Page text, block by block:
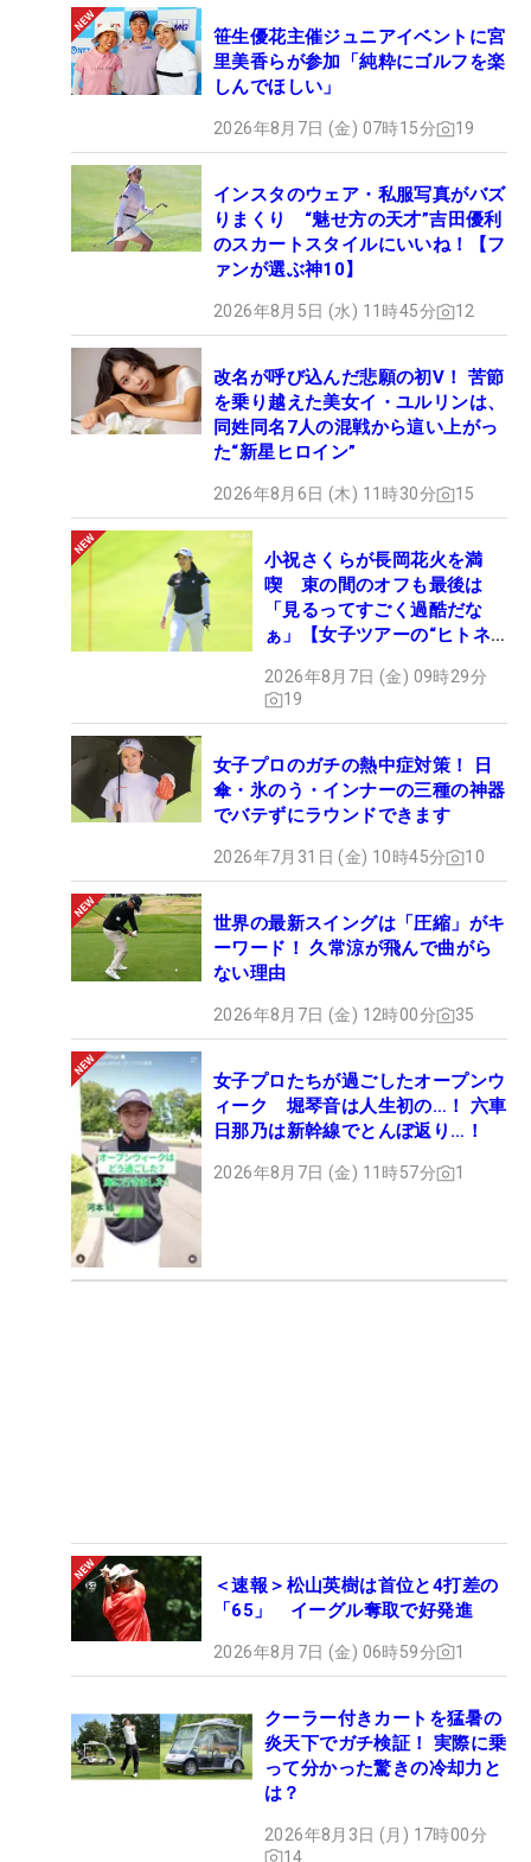
笹生優花主催ジュニアイベントに宮
里美香らが参加「純粋にゴルフを楽
しんでほしい」
2026年8月7日 (金) 07時15分 19
インスタのウェア・私服写真がバズ
りまくり “魅せ方の天才”吉田優利
のスカートスタイルにいいね！【フ
ァンが選ぶ神10】
2026年8月5日 (水) 11時45分 12
改名が呼び込んだ悲願の初V！ 苦節
を乗り越えた美女イ・ユルリンは、
同姓同名7人の混戦から這い上がっ
た“新星ヒロイン”
2026年8月6日 (木) 11時30分 15
小祝さくらが長岡花火を満
喫 束の間のオフも最後は
「見るってすごく過酷だな
ぁ」【女子ツアーの“ヒトネ
2026年8月7日 (金) 09時29分
19
女子プロのガチの熱中症対策！ 日
傘・氷のう・インナーの三種の神器
でバテずにラウンドできます
2026年7月31日 (金) 10時45分 10
世界の最新スイングは「圧縮」がキ
ーワード！ 久常涼が飛んで曲がら
ない理由
2026年8月7日 (金) 12時00分 35
女子プロたちが過ごしたオープンウ
ィーク 堀琴音は人生初の…！ 六車
日那乃は新幹線でとんぼ返り…！
2026年8月7日 (金) 11時57分 1
＜速報＞松山英樹は首位と4打差の
「65」 イーグル奪取で好発進
2026年8月7日 (金) 06時59分 1
クーラー付きカートを猛暑の
炎天下でガチ検証！ 実際に乗
って分かった驚きの冷却力と
は？
2026年8月3日 (月) 17時00分
14